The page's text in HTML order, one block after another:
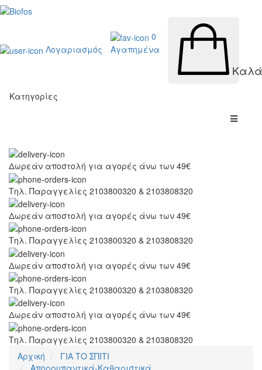
Λογαριασμός
0
Αγαπημένα
Κατηγορίες
Δωρεάν αποστολή για αγορές άνω των 49€
Τηλ. Παραγγελίες 2103800320 & 2103808320
Δωρεάν αποστολή για αγορές άνω των 49€
Τηλ. Παραγγελίες 2103800320 & 2103808320
Δωρεάν αποστολή για αγορές άνω των 49€
Τηλ. Παραγγελίες 2103800320 & 2103808320
Δωρεάν αποστολή για αγορές άνω των 49€
Τηλ. Παραγγελίες 2103800320 & 2103808320
Αρχική
ΓΙΑ ΤΟ ΣΠΙΤΙ
Απορρυπαντικά-Καθαριστικά